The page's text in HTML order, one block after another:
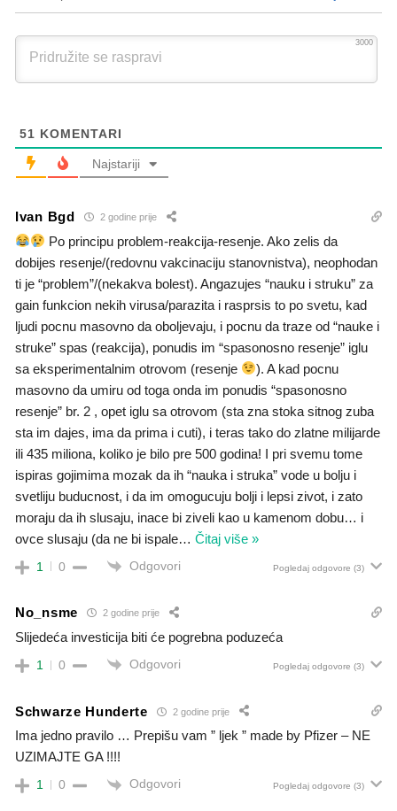
3000
51 KOMENTARI
Najstariji
Ivan Bgd 2 godine prije
Po principu problem-reakcija-resenje. Ako zelis da
dobijes resenje/(redovnu vakcinaciju stanovnistva), neophodan
ti je “problem”/(nekakva bolest). Angazujes “nauku i struku” za
gain funkcion nekih virusa/parazita i rasprsis to po svetu, kad
ljudi pocnu masovno da oboljevaju, i pocnu da traze od “nauke i
struke” spas (reakcija), ponudis im “spasonosno resenje” iglu
sa eksperimentalnim otrovom (resenje
). A kad pocnu
masovno da umiru od toga onda im ponudis “spasonosno
resenje” br. 2 , opet iglu sa otrovom (sta zna stoka sitnog zuba
sta im dajes, ima da prima i cuti), i teras tako do zlatne milijarde
ili 435 miliona, koliko je bilo pre 500 godina! I pri svemu tome
ispiras gojimima mozak da ih “nauka i struka” vode u bolju i
svetliju buducnost, i da im omogucuju bolji i lepsi zivot, i zato
moraju da ih slusaju, inace bi ziveli kao u kamenom dobu… i
ovce slusaju (da ne bi ispale… Čitaj više »
1 0 Odgovori Pogledaj odgovore (3)
No_nsme 2 godine prije
Slijedeća investicija biti će pogrebna poduzeća
1 0 Odgovori Pogledaj odgovore (3)
Schwarze Hunderte 2 godine prije
Ima jedno pravilo … Prepišu vam ” ljek ” made by Pfizer – NE
UZIMAJTE GA !!!!
1 0 Odgovori Pogledaj odgovore (3)